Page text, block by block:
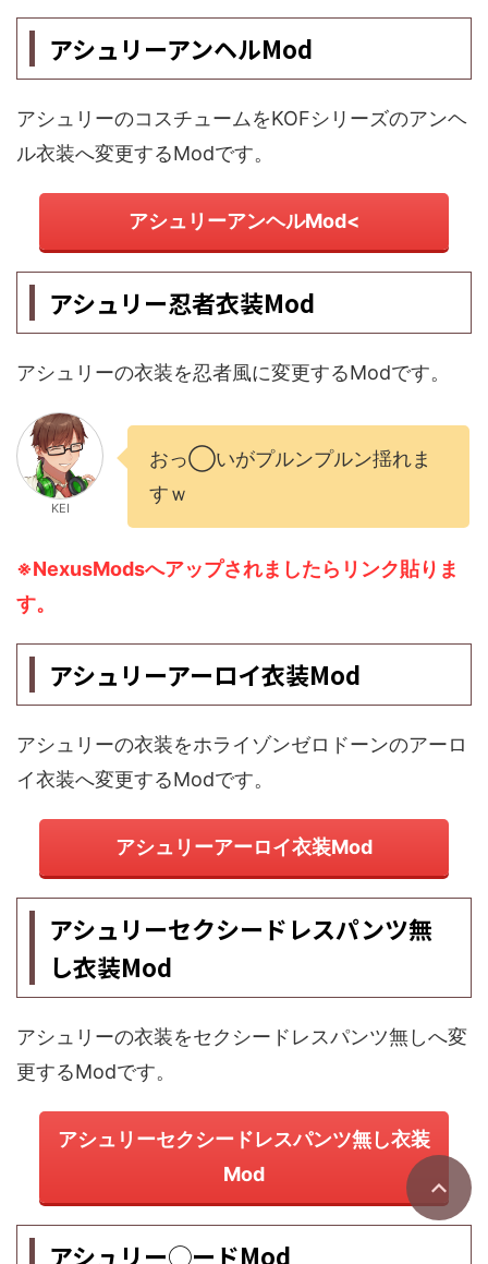
アシュリーアンヘルMod
アシュリーのコスチュームをKOFシリーズのアンヘ
ル衣装へ変更するModです。
アシュリーアンヘルMod<
アシュリー忍者衣装Mod
アシュリーの衣装を忍者風に変更するModです。
KEI
おっ◯いがプルンプルン揺れま
すｗ
※NexusModsへアップされましたらリンク貼りま
す。
アシュリーアーロイ衣装Mod
アシュリーの衣装をホライゾンゼロドーンのアーロ
イ衣装へ変更するModです。
アシュリーアーロイ衣装Mod
アシュリーセクシードレスパンツ無
し衣装Mod
アシュリーの衣装をセクシードレスパンツ無しへ変
更するModです。
アシュリーセクシードレスパンツ無し衣装
Mod
アシュリー◯ードMod